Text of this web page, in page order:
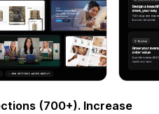
(700+). Increase